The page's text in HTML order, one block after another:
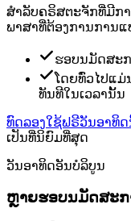
ສຳລັບຄຣິສຕະຈັກທີ່ມີກ
ພາສາທີ່ຕ້ອງການການແ
ຮອບນມັດສະ
ໂດຍທົ່ວໄປແມ່
ທັນທີໃນເວລານັ້ນ
ທົດລອງໃຊ້ຟຣີວັນອາທິ
ເປັນທີ່ນິຍົມທີ່ສຸດ
ວັນອາທິດອັນບໍລິບູນ
ຫຼາຍຮອບນມັດສະ